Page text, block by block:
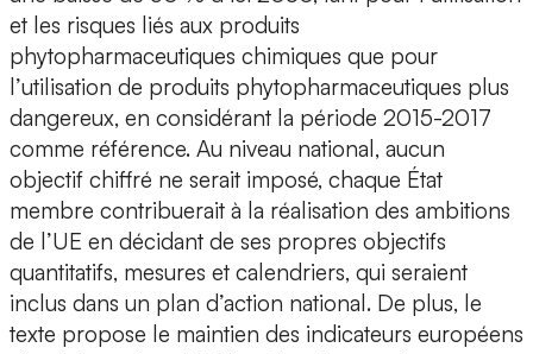
et les risques liés aux produits
phytopharmaceutiques chimiques que pour
l’utilisation de produits phytopharmaceutiques plus
dangereux, en considérant la période 2015-2017
comme référence. Au niveau national, aucun
objectif chiffré ne serait imposé, chaque État
membre contribuerait à la réalisation des ambitions
de l’UE en décidant de ses propres objectifs
quantitatifs, mesures et calendriers, qui seraient
inclus dans un plan d’action national. De plus, le
texte propose le maintien des indicateurs européens